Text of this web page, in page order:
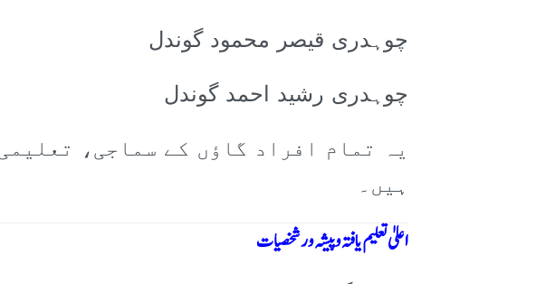
چوہدری قیصر محمود گوندل
چوہدری رشید احمد گوندل
یہ تمام افراد گاؤں کے سماجی،
ہیں۔
اعلیٰ تعلیم یافتہ و پیشہ ور شخصیات